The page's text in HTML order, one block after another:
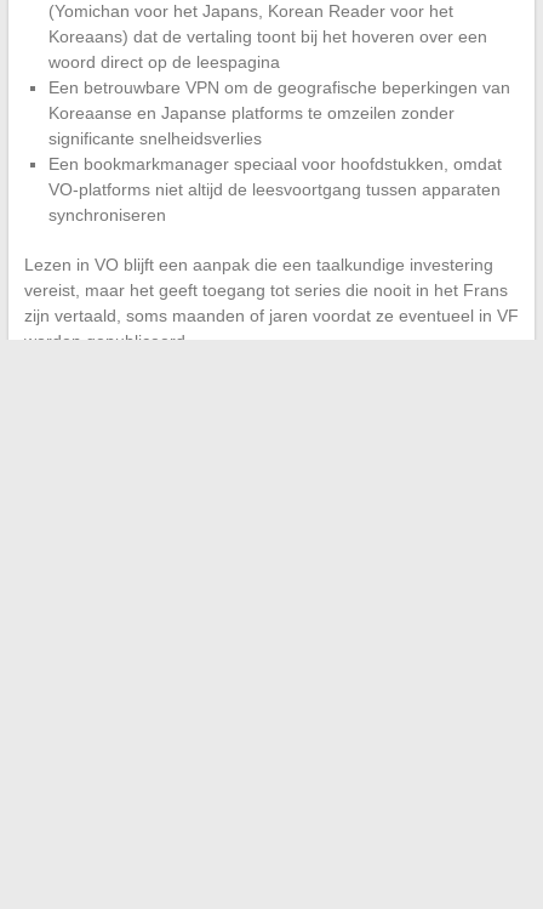
(Yomichan voor het Japans, Korean Reader voor het
Koreaans) dat de vertaling toont bij het hoveren over een
woord direct op de leespagina
Een betrouwbare VPN om de geografische beperkingen van
Koreaanse en Japanse platforms te omzeilen zonder
significante snelheidsverlies
Een bookmarkmanager speciaal voor hoofdstukken, omdat
VO-platforms niet altijd de leesvoortgang tussen apparaten
synchroniseren
Lezen in VO blijft een aanpak die een taalkundige investering
vereist, maar het geeft toegang tot series die nooit in het Frans
zijn vertaald, soms maanden of jaren voordat ze eventueel in VF
worden gepubliceerd.